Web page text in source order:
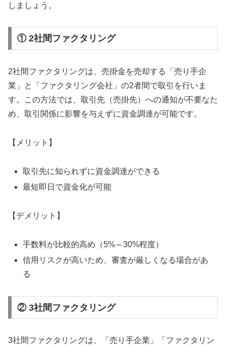
しましょう。
① 2社間ファクタリング
2社間ファクタリングは、売掛金を売却する「売り手企
業」と「ファクタリング会社」の2者間で取引を行いま
す。この方法では、取引先（売掛先）への通知が不要なた
め、取引関係に影響を与えずに資金調達が可能です。
【メリット】
取引先に知られずに資金調達ができる
最短即日で資金化が可能
【デメリット】
手数料が比較的高め（5%～30%程度）
信用リスクが高いため、審査が厳しくなる場合があ
る
② 3社間ファクタリング
3社間ファクタリングは、「売り手企業」「ファクタリン